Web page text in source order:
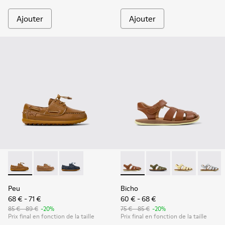
Ajouter Ajouter
Peu - K800689-001 - Chaussures bateau en cuir marron
Peu - K800689-004
Peu - K800689-002
Peu
68 € - 71 €
85 € - 89 € -20%
Prix final en fonction de la taille
Bicho - 80177-078 -
Bicho - 80177-088 -
Bicho -Bicho
Bicho
60 € - 68 €
75 € - 85 € -20%
Prix final en fonction de la taille